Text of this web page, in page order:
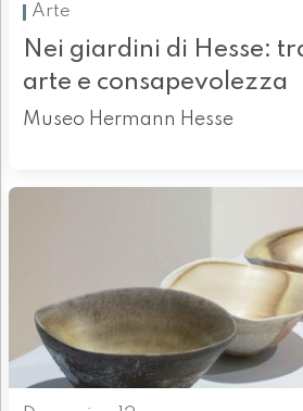
Arte
Nei giardini di Hesse:
arte e consapevolezza
Museo Hermann Hesse